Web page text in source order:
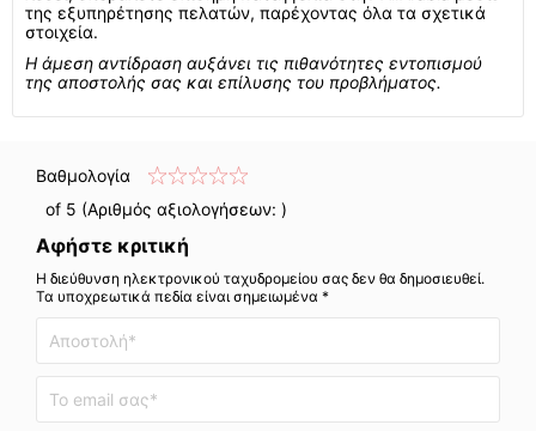
της εξυπηρέτησης πελατών, παρέχοντας όλα τα σχετικά
στοιχεία.
Η άμεση αντίδραση αυξάνει τις πιθανότητες εντοπισμού
της αποστολής σας και επίλυσης του προβλήματος.
Βαθμολογία
of 5 (Αριθμός αξιολογήσεων: )
Αφήστε κριτική
Η διεύθυνση ηλεκτρονικού ταχυδρομείου σας δεν θα δημοσιευθεί.
Τα υποχρεωτικά πεδία είναι σημειωμένα *